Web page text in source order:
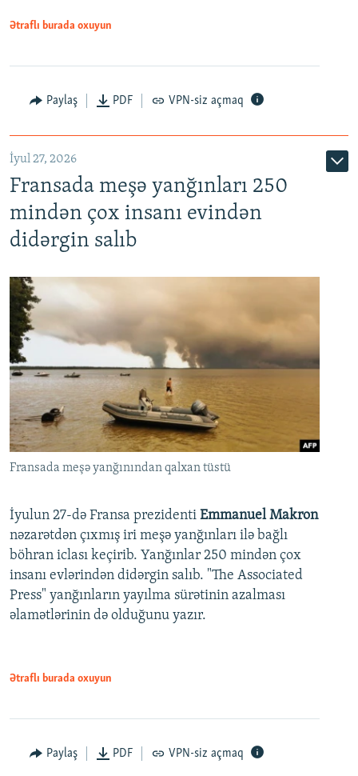
Ətraflı burada oxuyun
Paylaş PDF VPN-siz açmaq
İyul 27, 2026
Fransada meşə yanğınları 250
mindən çox insanı evindən
didərgin salıb
Fransada meşə yanğınından qalxan tüstü
İyulun 27-də Fransa prezidenti Emmanuel Makron
nəzarətdən çıxmış iri meşə yanğınları ilə bağlı
böhran iclası keçirib. Yanğınlar 250 mindən çox
insanı evlərindən didərgin salıb. "The Associated
Press" yanğınların yayılma sürətinin azalması
əlamətlərinin də olduğunu yazır.
Ətraflı burada oxuyun
Paylaş PDF VPN-siz açmaq